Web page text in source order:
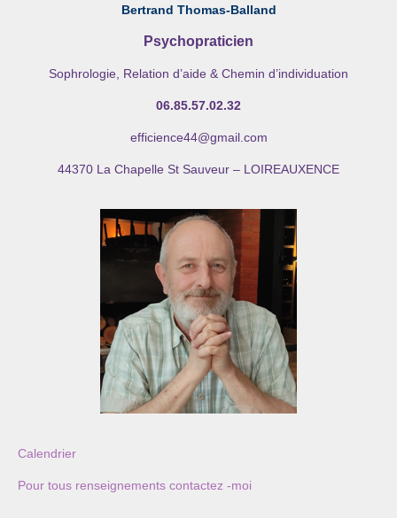
Bertrand Thomas-Balland
Psychopraticien
Sophrologie, Relation d’aide & Chemin d’individuation
06.85.57.02.32
efficience44@gmail.com
44370 La Chapelle St Sauveur – LOIREAUXENCE
Calendrier
Pour tous renseignements contactez -moi